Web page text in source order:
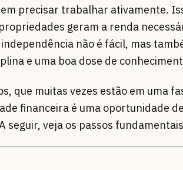
precisar trabalhar ativamente.
geram a renda
não é fácil, mas
e uma boa dose de
que muitas vezes estão em uma
financeira é uma oportunidade
seguir, veja os passos